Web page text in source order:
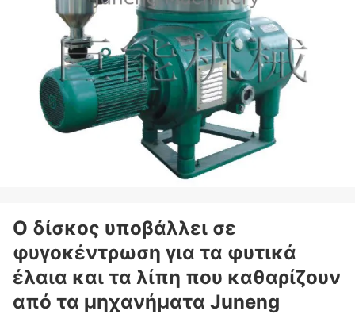
Ο δίσκος υποβάλλει σε
φυγοκέντρωση για τα φυτικά
έλαια και τα λίπη που καθαρίζουν
από τα μηχανήματα Juneng